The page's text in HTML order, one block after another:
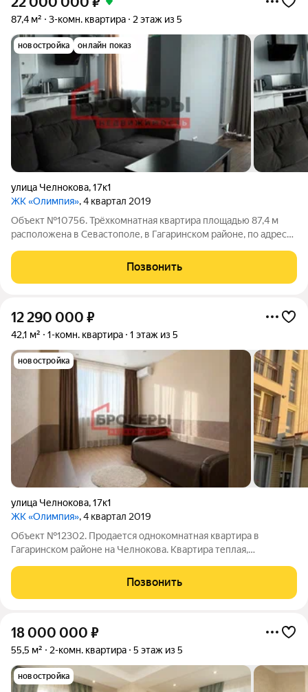
87,4 м² 3-комн. квартира 2 этаж из 5
новостройка онлайн показ
улица Челнокова,17к1
ЖК «Олимпия», 4 квартал 2019
Объект №10756. Трёхкомнатная квартира площадью 87,4 м
расположена в Севастополе, в Гагаринском районе, по адресу:
сданном доме (2019 года) современного комплекса бизнес-
класса ЖК «Олимпия».
Позвонить
12 290 000 ₽
42,1 м² 1-комн. квартира 1 этаж из 5
новостройка
улица Челнокова,17к1
ЖК «Олимпия», 4 квартал 2019
Объект №12302. Продается однокомнатная квартира в
Гагаринском районе на Челнокова. Квартира теплая,
ремонт. Про квартиру: - Этаж/этажность: 1/5. - Площадь
квартиры по документам: 42,1 кв. м.
Позвонить
18 000 000 ₽
55,5 м² 2-комн. квартира 5 этаж из 5
новостройка